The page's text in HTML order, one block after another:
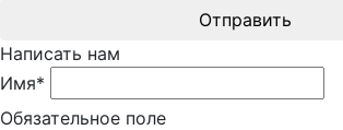
Отправить
Написать нам
Имя*
Обязательное поле